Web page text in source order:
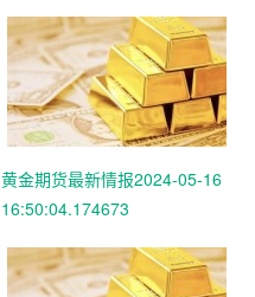
黄金期货最新情报2024-05-16
16:50:04.174673